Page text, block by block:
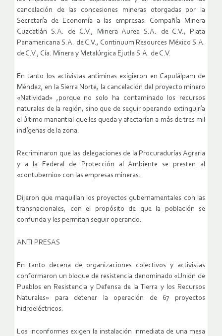
cancelación de las concesiones mineras otorgadas por la
Secretaría de Economía a las empresas: Compañía Minera
Cuzcatlán S.A. de C.V., Minera Aurea S.A. de C.V., Plata
Panamericana S.A. de C.V., Continuum Resources México S.A.
de C.V., Cía. Minera y Metalúrgica Ejutla S.A. de C.V.
En tanto los activistas antiminas exigieron en Capulálpam de
Méndez, en la Sierra Norte, la cancelación del proyecto minero
«Natividad» ,porque no solo ha contaminado los recursos
naturales de la región, sino que de seguir operando extinguiría
el último manantial que les queda y afectarían a más de tres mil
indígenas de la zona.
Recriminaron que las delegaciones de la Procuradurías Agraria
y a la Federal de Protección al Ambiente se presten al
«contubernio» con las empresas mineras.
Dijeron que maquillan los proyectos gubernamentales con las
transnacionales, con el propósito de que la población se
confunda y les permitan seguir operando.
ANTI PRESAS
En tanto decena de organizaciones colectivos y activistas
conformaron un bloque de resistencia denominado «Unión de
Pueblos en Resistencia y Defensa de la Tierra y los Recursos
Naturales» para detener la operación de 67 proyectos
hidroeléctricos.
Los inconformes exigen la instalación inmediata de una mesa